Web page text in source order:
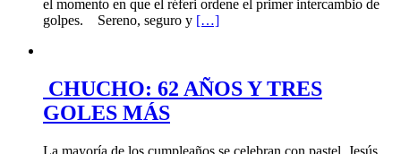
el momento en que el réferi ordene el primer intercambio de
golpes. Sereno, seguro y […]
CHUCHO: 62 AÑOS Y TRES
GOLES MÁS